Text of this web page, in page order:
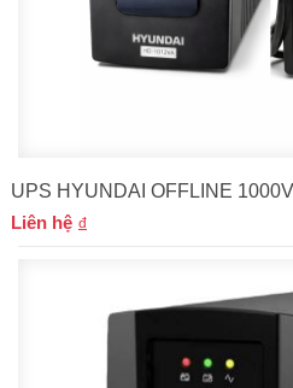
UPS HYUNDAI OFFLINE
Liên hệ